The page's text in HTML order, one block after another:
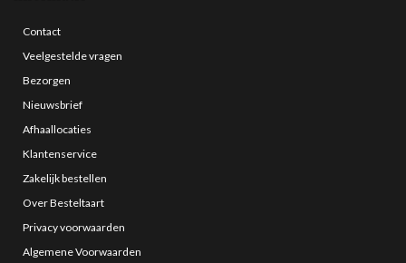
Contact
Veelgestelde vragen
Bezorgen
Nieuwsbrief
Afhaallocaties
Klantenservice
Zakelijk bestellen
Over Besteltaart
Privacy voorwaarden
Algemene Voorwaarden